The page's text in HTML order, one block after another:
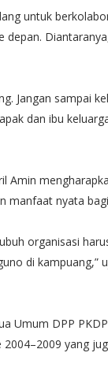
untuk
depan.
Jangan sampai
dan ibu
Amin
manfaat nyata
organisasi
di kampuang,”
Umum DPP
yang